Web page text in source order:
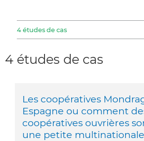
4 études de cas
4 études de cas
Les coopératives
Espagne ou comment
coopératives ouvrières
une petite multinationale